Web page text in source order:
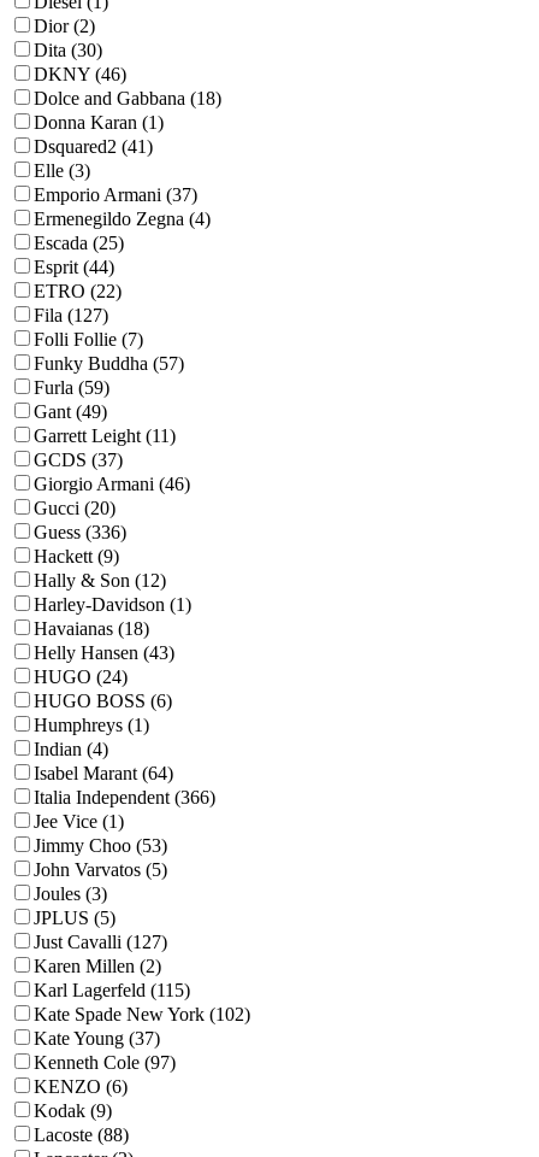
Dior (2)
Dita (30)
DKNY (46)
Dolce and Gabbana (18)
Donna Karan (1)
Dsquared2 (41)
Elle (3)
Emporio Armani (37)
Ermenegildo Zegna (4)
Escada (25)
Esprit (44)
ETRO (22)
Fila (127)
Folli Follie (7)
Funky Buddha (57)
Furla (59)
Gant (49)
Garrett Leight (11)
GCDS (37)
Giorgio Armani (46)
Gucci (20)
Guess (336)
Hackett (9)
Hally & Son (12)
Harley-Davidson (1)
Havaianas (18)
Helly Hansen (43)
HUGO (24)
HUGO BOSS (6)
Humphreys (1)
Indian (4)
Isabel Marant (64)
Italia Independent (366)
Jee Vice (1)
Jimmy Choo (53)
John Varvatos (5)
Joules (3)
JPLUS (5)
Just Cavalli (127)
Karen Millen (2)
Karl Lagerfeld (115)
Kate Spade New York (102)
Kate Young (37)
Kenneth Cole (97)
KENZO (6)
Kodak (9)
Lacoste (88)